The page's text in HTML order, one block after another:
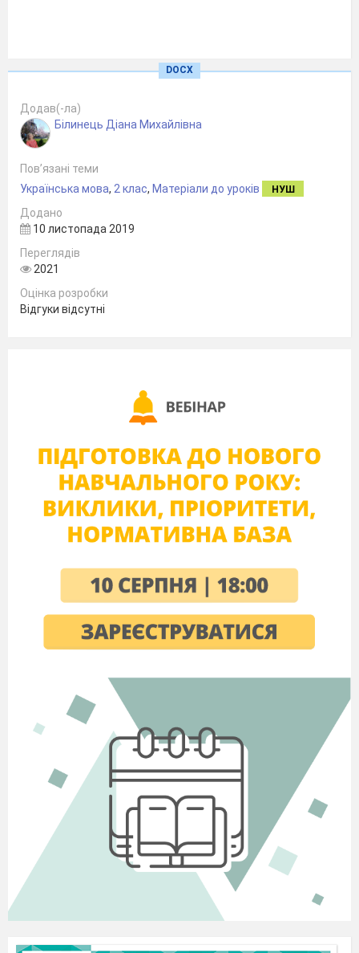
DOCX
Додав(-ла)
Білинець Діана Михайлівна
Пов’язані теми
Українська мова, 2 клас, Матеріали до уроків НУШ
Додано
10 листопада 2019
Переглядів
2021
Оцінка розробки
Відгуки відсутні